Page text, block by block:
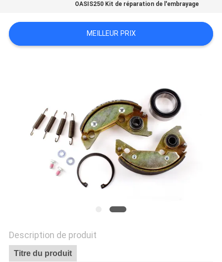
CONTACTER
AFFAIRES
CONFIDENTIALITÉ
OASIS250 Kit de réparation de l'embrayage
MEILLEUR PRIX
Description de produit
Titre du produit